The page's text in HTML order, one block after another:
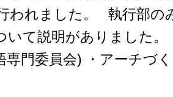
われました。 執行部の
いて説明がありました。
専門委員会) ・アーチづ